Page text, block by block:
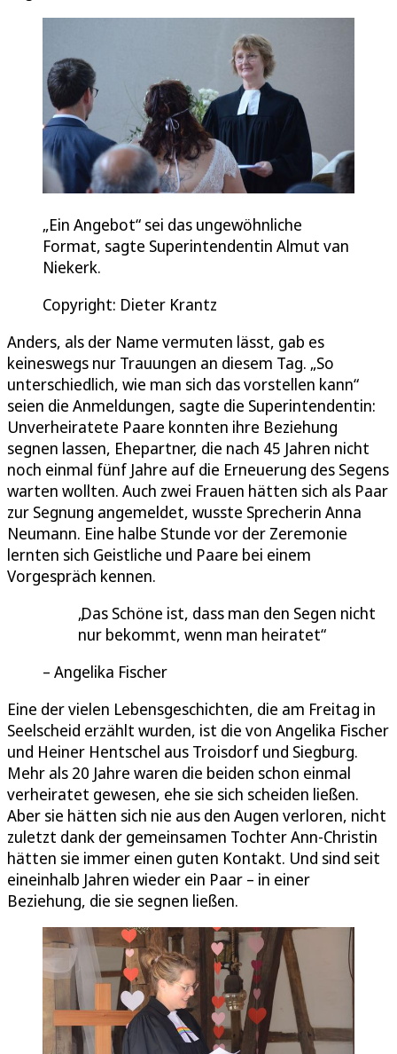
„Ein Angebot“ sei das ungewöhnliche
Format, sagte Superintendentin Almut van
Niekerk.
Copyright: Dieter Krantz
Anders, als der Name vermuten lässt, gab es
keineswegs nur Trauungen an diesem Tag. „So
unterschiedlich, wie man sich das vorstellen kann“
seien die Anmeldungen, sagte die Superintendentin:
Unverheiratete Paare konnten ihre Beziehung
segnen lassen, Ehepartner, die nach 45 Jahren nicht
noch einmal fünf Jahre auf die Erneuerung des Segens
warten wollten. Auch zwei Frauen hätten sich als Paar
zur Segnung angemeldet, wusste Sprecherin Anna
Neumann. Eine halbe Stunde vor der Zeremonie
lernten sich Geistliche und Paare bei einem
Vorgespräch kennen.
Das Schöne ist, dass man den Segen nicht
nur bekommt, wenn man heiratet
Angelika Fischer
Eine der vielen Lebensgeschichten, die am Freitag in
Seelscheid erzählt wurden, ist die von Angelika Fischer
und Heiner Hentschel aus Troisdorf und Siegburg.
Mehr als 20 Jahre waren die beiden schon einmal
verheiratet gewesen, ehe sie sich scheiden ließen.
Aber sie hätten sich nie aus den Augen verloren, nicht
zuletzt dank der gemeinsamen Tochter Ann-Christin
hätten sie immer einen guten Kontakt. Und sind seit
eineinhalb Jahren wieder ein Paar – in einer
Beziehung, die sie segnen ließen.